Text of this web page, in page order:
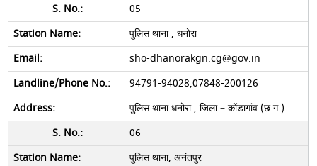
05
पुलिस थाना , धनोरा
sho-dhanorakgn.cg@gov.in
94791-94028,07848-200126
पुलिस थाना धनोरा , जिला – कोंडागांव (छ.ग.)
06
पुलिस थाना, अनंतपुर